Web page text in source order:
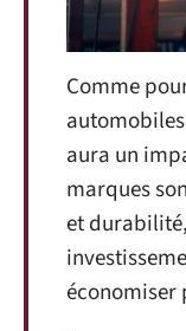
Comme
aura un
marques
et
économiser